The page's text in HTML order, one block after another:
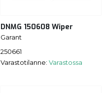
DNMG 150608 Wiper
Garant
250661
Varastotilanne: Varastossa